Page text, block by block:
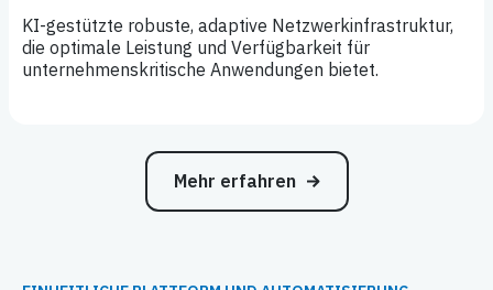
KI-gestützte robuste, adaptive Netzwerkinfrastruktur,
die optimale Leistung und Verfügbarkeit für
unternehmenskritische Anwendungen bietet.
Mehr erfahren